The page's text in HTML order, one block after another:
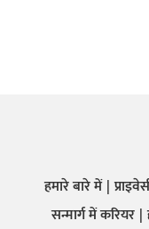
हमारे बारे में
सन्मार्ग में करियर